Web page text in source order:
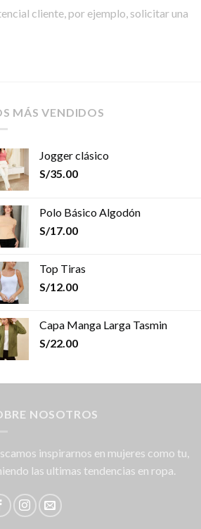
cliente, por ejemplo, solicitar una
MÁS VENDIDOS
Jogger clásico
S/35.00
Polo Básico Algodón
S/17.00
Top Tiras
S/12.00
Capa Manga Larga Tasmin
S/22.00
NOSOTROS
inspirarnos en mujeres como tu,
las ultimas tendencias en ropa.